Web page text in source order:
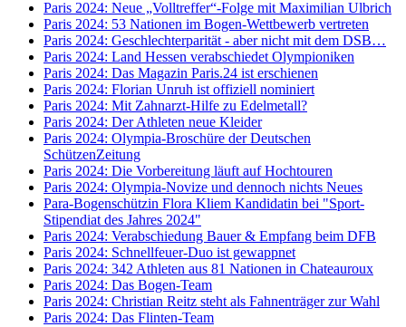
Paris 2024: Neue „Volltreffer“-Folge mit Maximilian Ulbrich
Paris 2024: 53 Nationen im Bogen-Wettbewerb vertreten
Paris 2024: Geschlechterparität - aber nicht mit dem DSB…
Paris 2024: Land Hessen verabschiedet Olympioniken
Paris 2024: Das Magazin Paris.24 ist erschienen
Paris 2024: Florian Unruh ist offiziell nominiert
Paris 2024: Mit Zahnarzt-Hilfe zu Edelmetall?
Paris 2024: Der Athleten neue Kleider
Paris 2024: Olympia-Broschüre der Deutschen
SchützenZeitung
Paris 2024: Die Vorbereitung läuft auf Hochtouren
Paris 2024: Olympia-Novize und dennoch nichts Neues
Para-Bogenschützin Flora Kliem Kandidatin bei "Sport-
Stipendiat des Jahres 2024"
Paris 2024: Verabschiedung Bauer & Empfang beim DFB
Paris 2024: Schnellfeuer-Duo ist gewappnet
Paris 2024: 342 Athleten aus 81 Nationen in Chateauroux
Paris 2024: Das Bogen-Team
Paris 2024: Christian Reitz steht als Fahnenträger zur Wahl
Paris 2024: Das Flinten-Team